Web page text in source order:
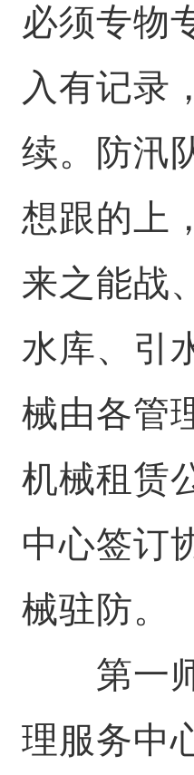
必须专物
入有记录
续。防汛
想跟的上
来之能战
水库、引
械由各管
机械租赁
中心签订
械驻防。
第一师
理服务中